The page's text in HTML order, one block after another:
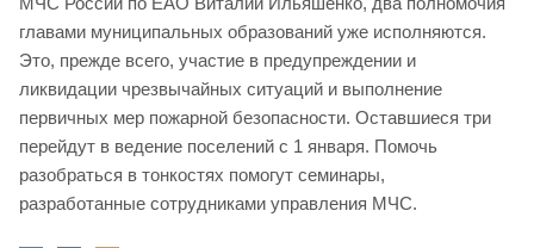
главами муниципальных образований уже исполняются.
Это, прежде всего, участие в предупреждении и
ликвидации чрезвычайных ситуаций и выполнение
первичных мер пожарной безопасности. Оставшиеся три
перейдут в ведение поселений с 1 января. Помочь
разобраться в тонкостях помогут семинары,
разработанные сотрудниками управления МЧС.